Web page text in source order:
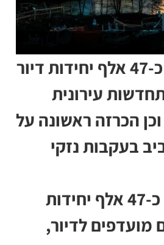
הממשלה אישרה שורת הכרזות ותיקוני הכרזה לקידום כ-47 אלף יחידות דיור
עירונית
הכרזה ראשונה על
בעקבות נזקי
הממשלה אישרה היום מהלך תכנוני רחב היקף לקידום כ-47 אלף יחידות
לדיור,